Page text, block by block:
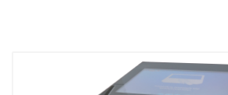
Быстрая и точная инвентаризация